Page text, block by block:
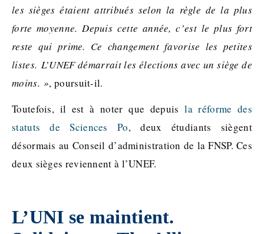
les sièges étaient attribués selon la règle de la plus
forte moyenne. Depuis cette année, c’est le plus fort
reste qui prime. Ce changement favorise les petites
listes. L’UNEF démarrait les élections avec un siège de
moins. », poursuit-il.
Toutefois, il est à noter que depuisla réforme des
statuts de Sciences Po, deux étudiants siègent
désormais au Conseil d’administration de la FNSP. Ces
deux sièges reviennent à l’UNEF.
L’UNI se maintient.